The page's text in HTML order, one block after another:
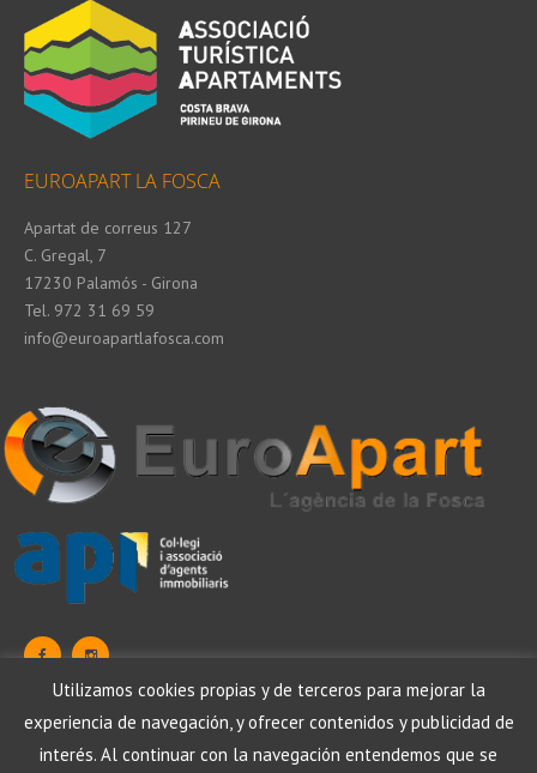
EUROAPART LA FOSCA
Apartat de correus 127
C. Gregal, 7
17230 Palamós - Girona
Tel. 972 31 69 59
info@euroapartlafosca.com
Protezione dei dati
Aviso legale Política de cookies
Utilizamos cookies propias y de terceros para mejorar la
experiencia de navegación, y ofrecer contenidos y publicidad de
interés. Al continuar con la navegación entendemos que se